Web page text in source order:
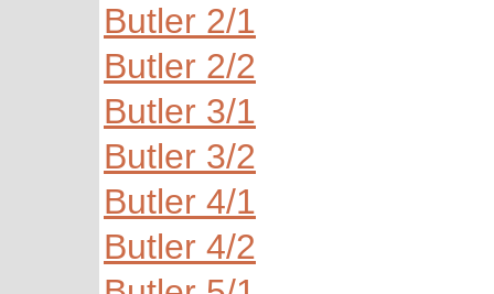
Butler 2/1
Butler 2/2
Butler 3/1
Butler 3/2
Butler 4/1
Butler 4/2